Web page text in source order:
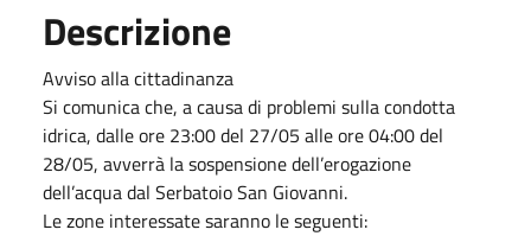
Descrizione
Avviso alla cittadinanza
Si comunica che, a causa di problemi sulla condotta
idrica, dalle ore 23:00 del 27/05 alle ore 04:00 del
28/05, avverrà la sospensione dell’erogazione
dell’acqua dal Serbatoio San Giovanni.
Le zone interessate saranno le seguenti: